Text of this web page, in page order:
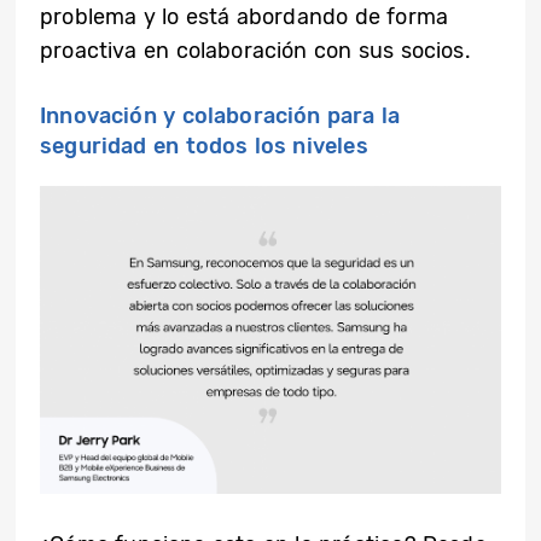
problema y lo está abordando de forma
proactiva en colaboración con sus socios.
Innovación y colaboración para la
seguridad en todos los niveles